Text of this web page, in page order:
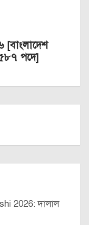
[বাংলাদেশ
পদে]
2026: দালাল